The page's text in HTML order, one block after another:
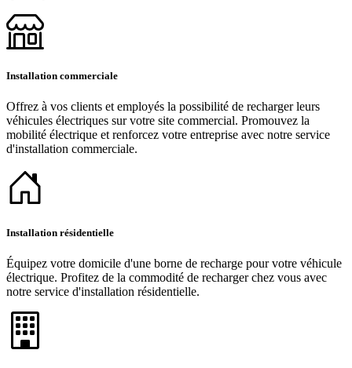
Installation commerciale
Offrez à vos clients et employés la possibilité de recharger leurs
véhicules électriques sur votre site commercial. Promouvez la
mobilité électrique et renforcez votre entreprise avec notre service
d'installation commerciale.
Installation résidentielle
Équipez votre domicile d'une borne de recharge pour votre véhicule
électrique. Profitez de la commodité de recharger chez vous avec
notre service d'installation résidentielle.